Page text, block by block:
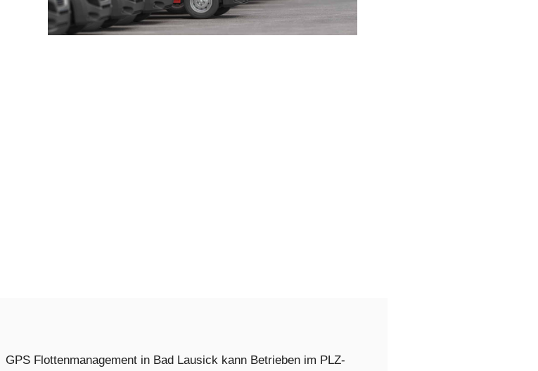
GPS Flottenmanagement in Bad Lausick kann Betrieben im PLZ-